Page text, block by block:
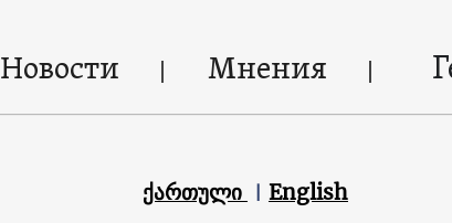
Новости Мнения
ქართული English